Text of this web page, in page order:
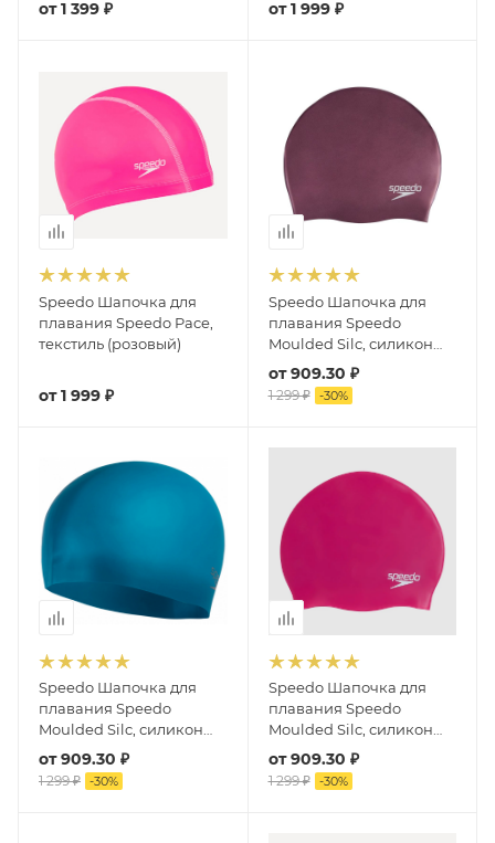
от1 399 ₽ от1 999 ₽
Speedo Шапочка для
плавания Speedo Pace,
текстиль (розовый)
от1 999 ₽
Speedo Шапочка для
плавания Speedo
Moulded Silc, силикон
(вишневый)
от909.30 ₽
1 299 ₽ -30%
Speedo Шапочка для
плавания Speedo
Moulded Silc, силикон
(голубой/серый)
от909.30 ₽
1 299 ₽ -30%
Speedo Шапочка для
плавания Speedo
Moulded Silc, силикон
(розовый)
от909.30 ₽
1 299 ₽ -30%